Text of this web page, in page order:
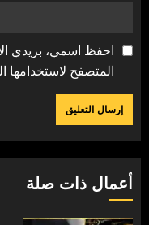
احفظ اسمي، بريدي
المتصفح لاستخدامها
أعمال ذات صلة